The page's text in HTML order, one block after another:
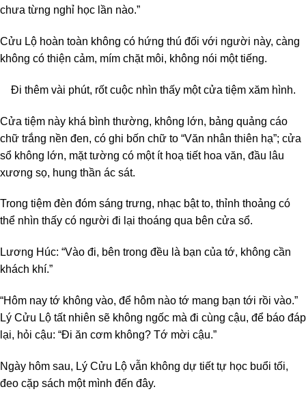
chưa từng nghỉ học lần nào.”
Cửu Lộ hoàn toàn không có hứng thú đối với người này, càng
không có thiện cảm, mím chặt môi, không nói một tiếng.
Đi thêm vài phút, rốt cuộc nhìn thấy một cửa tiệm xăm hình.
Cửa tiệm này khá bình thường, không lớn, bảng quảng cáo
chữ trắng nền đen, có ghi bốn chữ to “Văn nhân thiên hạ”; cửa
sổ không lớn, mặt tường có một ít hoạ tiết hoa văn, đầu lâu
xương sọ, hung thần ác sát.
Trong tiệm đèn đóm sáng trưng, nhạc bật to, thỉnh thoảng có
thể nhìn thấy có người đi lại thoáng qua bên cửa sổ.
Lương Húc: “Vào đi, bên trong đều là bạn của tớ, không cần
khách khí.”
“Hôm nay tớ không vào, để hôm nào tớ mang bạn tới rồi vào.”
Lý Cửu Lộ tất nhiên sẽ không ngốc mà đi cùng cậu, để báo đáp
lại, hỏi cậu: “Đi ăn cơm không? Tớ mời cậu.”
Ngày hôm sau, Lý Cửu Lộ vẫn không dự tiết tự học buổi tối,
đeo cặp sách một mình đến đây.